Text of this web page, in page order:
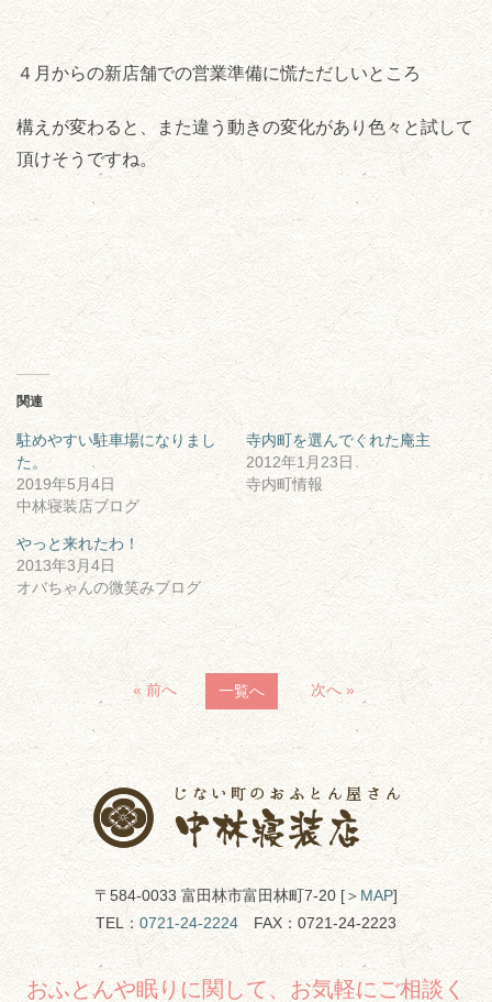
４月からの新店舗での営業準備に慌ただしいところ
構えが変わると、また違う動きの変化があり色々と試して
頂けそうですね。
関連
駐めやすい駐車場になりまし
た。
2019年5月4日
中林寝装店ブログ
寺内町を選んでくれた庵主
2012年1月23日
寺内町情報
やっと来れたわ！
2013年3月4日
オバちゃんの微笑みブログ
« 前へ 一覧へ 次へ »
〒584-0033 富田林市富田林町7-20 [＞ MAP]
TEL： 0721-24-2224 FAX：0721-24-2223
おふとんや眠りに関して、お気軽にご相談く